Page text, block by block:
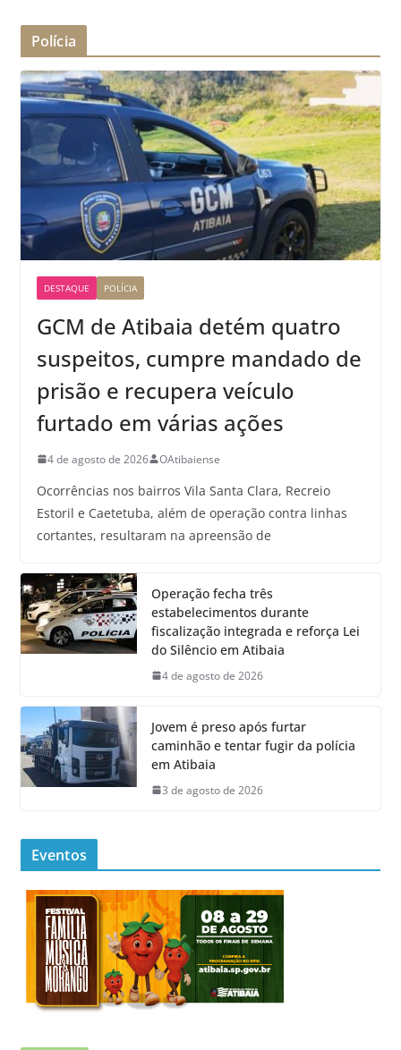
Polícia
DESTAQUE POLÍCIA
GCM de Atibaia detém quatro
suspeitos, cumpre mandado de
prisão e recupera veículo
furtado em várias ações
4 de agosto de 2026 OAtibaiense
Ocorrências nos bairros Vila Santa Clara, Recreio
Estoril e Caetetuba, além de operação contra linhas
cortantes, resultaram na apreensão de
Operação fecha três
estabelecimentos durante
fiscalização integrada e reforça Lei
do Silêncio em Atibaia
4 de agosto de 2026
Jovem é preso após furtar
caminhão e tentar fugir da polícia
em Atibaia
3 de agosto de 2026
Eventos